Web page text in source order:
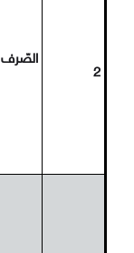
2
الصّرف